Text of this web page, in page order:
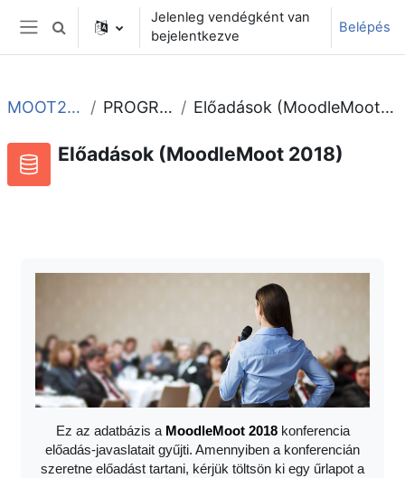
Tovább a fő tartalomhoz
Oldalpanel
Keresési bemeneti adatok váltása
Jelenleg vendégként van
bejelentkezve
Belépés
MOOT2018 PROGRAM Előadások (MoodleMoot 2018)
Előadások (MoodleMoot 2018)
Ez az adatbázis a MoodleMoot 2018konferencia
előadás-javaslatait gyűjti. Amennyiben a konferencián
szeretne előadást tartani, kérjük töltsön ki egy űrlapot a